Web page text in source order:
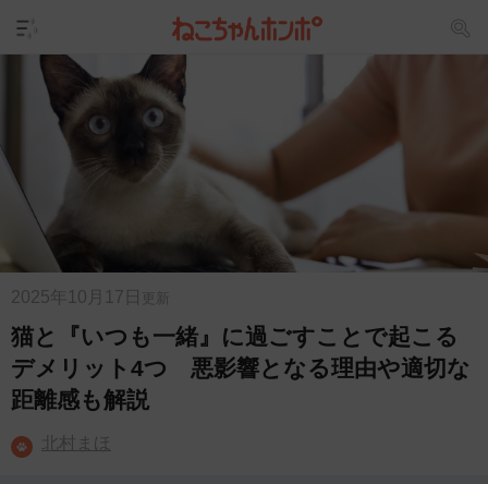
2025年10月17日 更新
猫と『いつも一緒』に過ごすことで起こる
デメリット4つ 悪影響となる理由や適切な
距離感も解説
北村まほ